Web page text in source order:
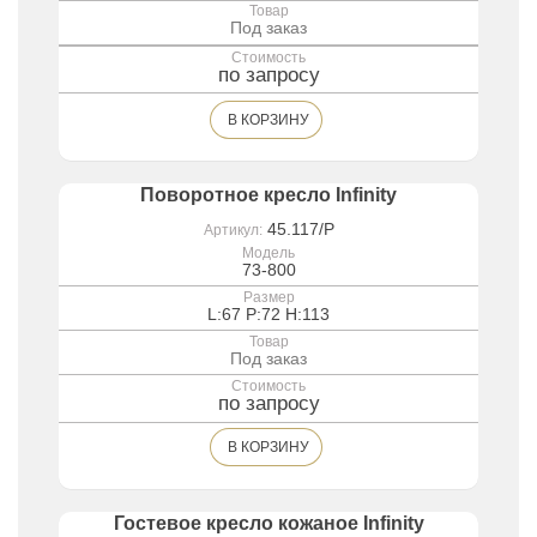
вниманием создают великолепные модели
мебели, являющиеся настоящими
произведения искусства.
Товар
Под заказ
Стоимость
по запросу
В КОРЗИНУ
Поворотное кресло Infinity
Артикул: 45.117/P
Модель
73-800
Размер
L:67 P:72 H:113
Товар
Под заказ
Стоимость
по запросу
В КОРЗИНУ
Гостевое кресло кожаное Infinity